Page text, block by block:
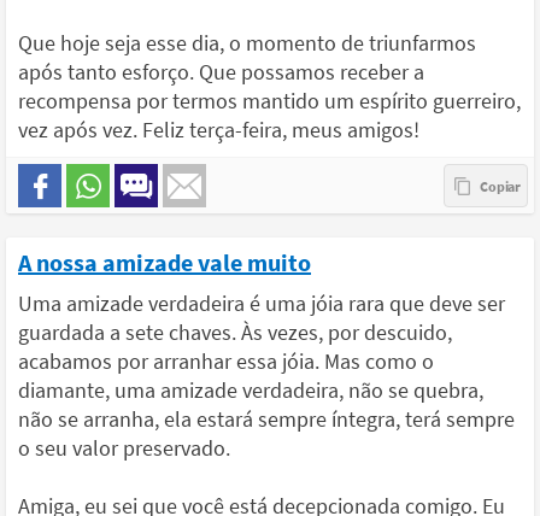
Que hoje seja esse dia, o momento de triunfarmos
após tanto esforço. Que possamos receber a
recompensa por termos mantido um espírito guerreiro,
vez após vez. Feliz terça-feira, meus amigos!
A nossa amizade vale muito
Uma amizade verdadeira é uma jóia rara que deve ser
guardada a sete chaves. Às vezes, por descuido,
acabamos por arranhar essa jóia. Mas como o
diamante, uma amizade verdadeira, não se quebra,
não se arranha, ela estará sempre íntegra, terá sempre
o seu valor preservado.
Amiga, eu sei que você está decepcionada comigo. Eu